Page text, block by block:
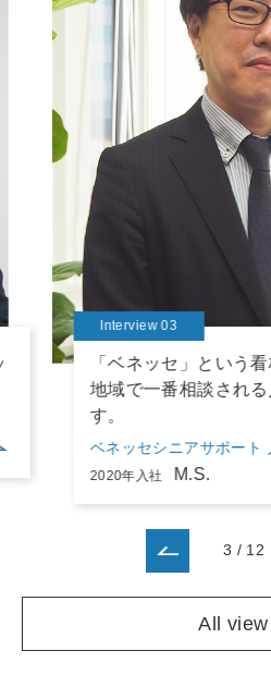
Interview 03
「ベネッセ」という看
地域で一番相談される
す。
ベネッセシニアサポート
2020年入社 M.S.
4 / 12
All view